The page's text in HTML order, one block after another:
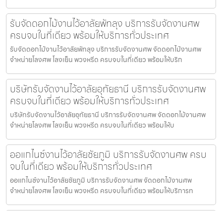
รับจัดดอกไม้งานไว้อาลัยพัทลุง บริการรับจัดงานศพ
ครบจบในที่เดียว พร้อมให้บริการทั่วประเทศ
รับจัดดอกไม้งานไว้อาลัยพัทลุง บริการรับจัดงานศพ จัดดอกไม้งานศพ
จำหน่ายโลงศพ โลงเย็น พวงหรีด ครบจบในที่เดียว พร้อมให้บริก
บริษัทรับจัดงานไว้อาลัยอุทัยธานี บริการรับจัดงานศพ
ครบจบในที่เดียว พร้อมให้บริการทั่วประเทศ
บริษัทรับจัดงานไว้อาลัยอุทัยธานี บริการรับจัดงานศพ จัดดอกไม้งานศพ
จำหน่ายโลงศพ โลงเย็น พวงหรีด ครบจบในที่เดียว พร้อมให้บ
ออแกไนซ์งานไว้อาลัยชัยภูมิ บริการรับจัดงานศพ ครบ
จบในที่เดียว พร้อมให้บริการทั่วประเทศ
ออแกไนซ์งานไว้อาลัยชัยภูมิ บริการรับจัดงานศพ จัดดอกไม้งานศพ
จำหน่ายโลงศพ โลงเย็น พวงหรีด ครบจบในที่เดียว พร้อมให้บริการท